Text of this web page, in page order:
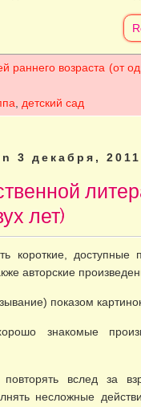
раннего возраста (от
детский сад
3 декабря, 2011
лет)
короткие,
авторские
показом
знакомые
повторять вслед за
несложные